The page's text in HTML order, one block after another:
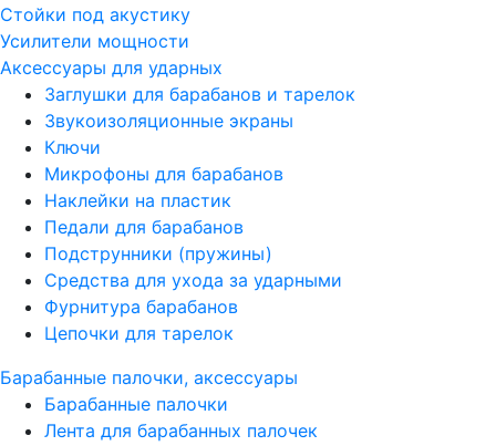
Стойки под акустику
Усилители мощности
Аксессуары для ударных
Заглушки для барабанов и тарелок
Звукоизоляционные экраны
Ключи
Микрофоны для барабанов
Наклейки на пластик
Педали для барабанов
Подструнники (пружины)
Средства для ухода за ударными
Фурнитура барабанов
Цепочки для тарелок
Барабанные палочки, аксессуары
Барабанные палочки
Лента для барабанных палочек